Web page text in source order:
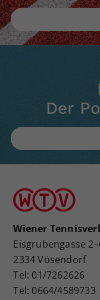
Der
Wiener
Eisgrubengasse
2334 Vösendorf
Tel: 01/7262626
Tel: 0664/4589733